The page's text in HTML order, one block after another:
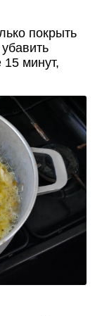
покрыть
минут,